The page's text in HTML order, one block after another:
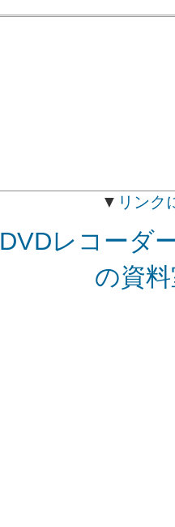
▼ リンク
DVDレコーダ
の資